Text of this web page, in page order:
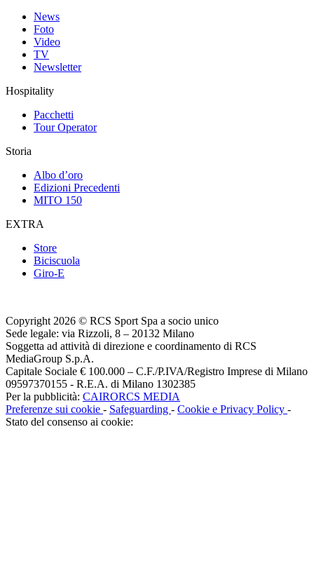
News
Foto
Video
TV
Newsletter
Hospitality
Pacchetti
Tour Operator
Storia
Albo d’oro
Edizioni Precedenti
MITO 150
EXTRA
Store
Biciscuola
Giro-E
Copyright 2026 © RCS Sport Spa a socio unico
Sede legale: via Rizzoli, 8 – 20132 Milano
Soggetta ad attività di direzione e coordinamento di RCS
MediaGroup S.p.A.
Capitale Sociale € 100.000 – C.F./P.IVA/Registro Imprese di Milano
09597370155 - R.E.A. di Milano 1302385
Per la pubblicità: CAIRORCS MEDIA
Preferenze sui cookie - Safeguarding - Cookie e Privacy Policy -
Stato del consenso ai cookie: